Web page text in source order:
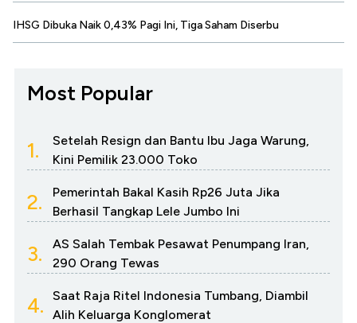
IHSG Dibuka Naik 0,43% Pagi Ini, Tiga Saham Diserbu
Most Popular
1.
Setelah Resign dan Bantu Ibu Jaga Warung,
Kini Pemilik 23.000 Toko
2.
Pemerintah Bakal Kasih Rp26 Juta Jika
Berhasil Tangkap Lele Jumbo Ini
3.
AS Salah Tembak Pesawat Penumpang Iran,
290 Orang Tewas
4.
Saat Raja Ritel Indonesia Tumbang, Diambil
Alih Keluarga Konglomerat